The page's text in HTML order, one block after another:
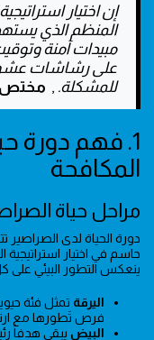
إن اختيار
المنظم الذي
مبيدات آمنة
على رشاشات
للمشكلة. , مختص
1. فهم دورة
المكافحة
مراحل حياة
دورة الحياة لدى الصراصير
حاسم في اختيار
ينعكس التطور البيئي على
اليرقة تمثل فئة
فرص تَطورها مع
البيض يبقى هدفاً